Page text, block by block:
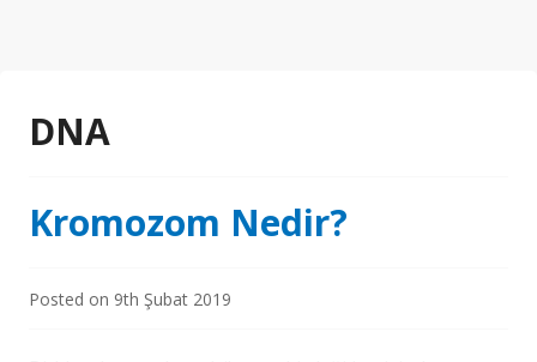
DNA
Kromozom Nedir?
Posted on 9th Şubat 2019